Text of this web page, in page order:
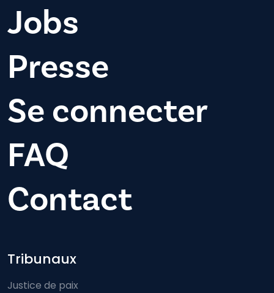
Jobs
Presse
Se connecter
FAQ
Contact
Footer-menu
Tribunaux
Justice de paix